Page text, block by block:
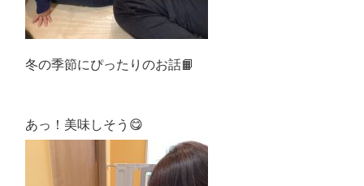
冬の季節にぴったりのお話📙
あっ！美味しそう😋